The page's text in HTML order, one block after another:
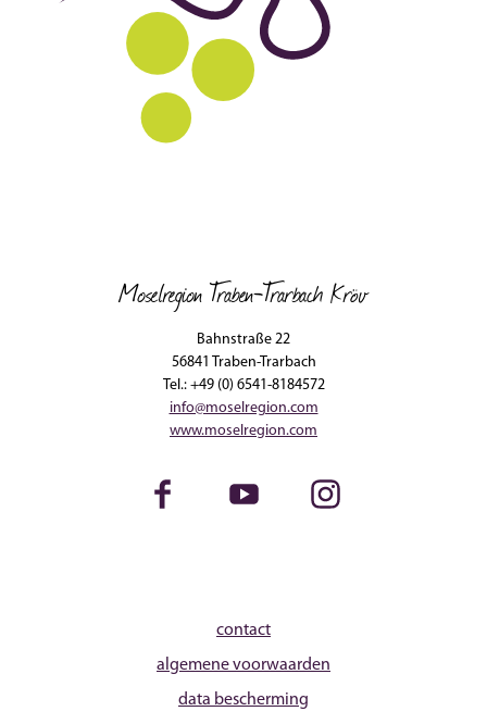
Moselregion Traben-Trarbach Kröv
Bahnstraße 22
56841 Traben-Trarbach
Tel.: +49 (0) 6541-8184572
info@moselregion.com
www.moselregion.com
Facebook Youtube Instagram
contact
algemene voorwaarden
data bescherming